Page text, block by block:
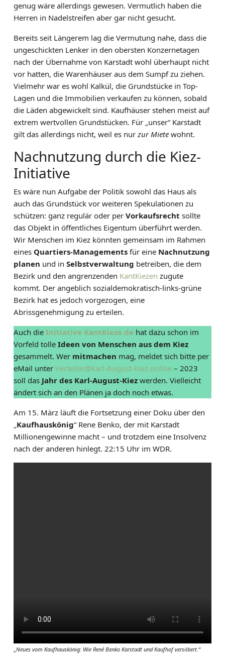
genug wäre allerdings gewesen. Vermutlich haben die
Herren in Nadelstreifen aber gar nicht gesucht.
Bereits seit Längerem lag die Vermutung nahe, dass die
ungeschickten Lenker in den obersten Konzernetagen
nach der Übernahme von Karstadt wohl überhaupt nicht
vor hatten, die Warenhäuser aus dem Sumpf zu ziehen.
Vielmehr war es wohl Kalkül, die Grundstücke in Top-
Lagen und die Immobilien verkaufen zu können, sobald
die Läden abgewickelt sind. Kaufhäuser stehen meist auf
extrem wertvollen Grundstücken. Für „unser“ Karstadt
gilt das allerdings nicht, weil es nurzur Miete wohnt.
Nachnutzung durch die Kiez-
Initiative
Es wäre nun Aufgabe der Politik sowohl das Haus als
auch das Grundstück vor weiteren Spekulationen zu
schützen: ganz regulär oder per Vorkaufsrecht sollte
das Objekt in öffentliches Eigentum überführt werden.
Wir Menschen im Kiez könnten gemeinsam im Rahmen
eines Quartiers-Managements für eine Nachnutzung
planen und in Selbstverwaltung betreiben, die dem
Bezirk und den angrenzenden KantKiezen zugute
kommt. Der angeblich sozialdemokratisch-links-grüne
Bezirk hat es jedoch vorgezogen, eine
Abrissgenehmigung zu erteilen.
Auch die Initiative KantKieze.de hat dazu schon im
Vorfeld tolle Ideen von Menschen aus dem Kiez
gesammelt. Wer mitmachen mag, meldet sich bitte per
eMail unter Verteiler@Karl-August-Kiez.online – 2023
soll das Jahr des Karl-August-Kiez werden. Vielleicht
ändert sich an den Plänen ja doch noch etwas.
Am 15. März läuft die Fortsetzung einer Doku über den
„Kaufhauskönig“ Rene Benko, der mit Karstadt
Millionengewinne macht – und trotzdem eine Insolvenz
nach der anderen hinlegt. 22:15 Uhr im WDR.
„Neues vom Kaufhauskönig: Wie René Benko Karstadt und Kaufhof versilbert.“